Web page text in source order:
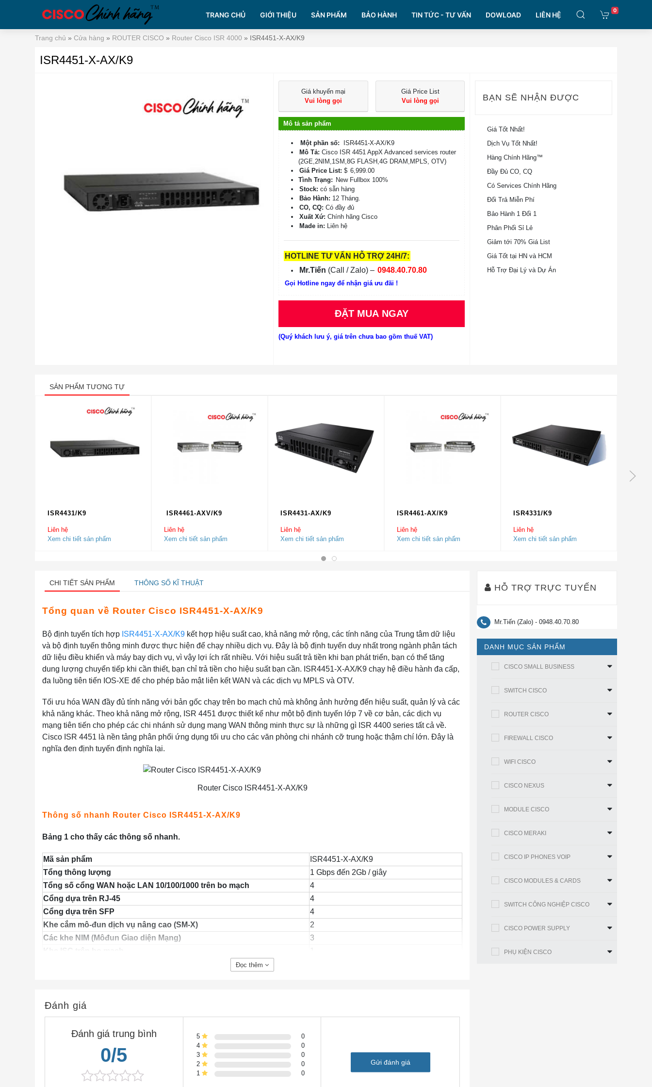
TRANG CHỦ GIỚI THIỆU SẢN PHẨM BẢO HÀNH TIN TỨC - TƯ VẤN DOWLOAD LIÊN HỆ
0
Trang chủ » Cửa hàng » ROUTER CISCO » Router Cisco ISR 4000 » ISR4451-X-AX/K9
ISR4451-X-AX/K9
Giá khuyến mại
Vui lòng gọi
Giá Price List
Vui lòng gọi
Mô tả sản phẩm
Một phần số:
ISR4451-X-AX/K9
Mô Tả: Cisco ISR 4451 AppX Advanced services router
(2GE,2NIM,1SM,8G FLASH,4G DRAM,MPLS, OTV)
Giá Price List: $ 6,999.00
Tình Trạng: New Fullbox 100%
Stock: có sẵn hàng
Bảo Hành: 12 Tháng.
CO, CQ:Có đầy đủ
Xuất Xứ: Chính hãng Cisco
Made in: Liên hệ
HOTLINE TƯ VẤN HỖ TRỢ 24H/7:
Mr.Tiến (Call / Zalo) – 0948.40.70.80
Gọi Hotline ngay để nhận giá ưu đãi !
ĐẶT MUA NGAY
(Quý khách lưu ý, giá trên chưa bao gồm thuế VAT)
BẠN SẼ NHẬN ĐƯỢC
Giá Tốt Nhất!
Dịch Vụ Tốt Nhất!
Hàng Chính Hãng™
Đầy Đủ CO, CQ
Có Services Chính Hãng
Đổi Trả Miễn Phí
Bảo Hành 1 Đổi 1
Phân Phối Sỉ Lẻ
Giảm tới 70% Giá List
Giá Tốt tại HN và HCM
Hỗ Trợ Đại Lý và Dự Án
SẢN PHẨM TƯƠNG TỰ
ISR4431/K9
Liên hệ
Xem chi tiết sản phẩm
ISR4461-AXV/K9
Liên hệ
Xem chi tiết sản phẩm
ISR4431-AX/K9
Liên hệ
Xem chi tiết sản phẩm
ISR4461-AX/K9
Liên hệ
Xem chi tiết sản phẩm
ISR4331/K9
Liên hệ
Xem chi tiết sản phẩm
CHI TIẾT SẢN PHẨM THÔNG SỐ KĨ THUẬT
Tổng quan về Router Cisco ISR4451-X-AX/K9
Bộ định tuyến tích hợp ISR4451-X-AX/K9 kết hợp hiệu suất cao, khả năng mở rộng, các tính năng của Trung tâm dữ liệu
và bộ định tuyến thông minh được thực hiện để chạy nhiều dịch vụ. Đây là bộ định tuyến duy nhất trong ngành phân tách
dữ liệu điều khiển và máy bay dịch vụ, vì vậy lợi ích rất nhiều. Với hiệu suất trả tiền khi bạn phát triển, bạn có thể tăng
dung lượng chuyển tiếp khi cần thiết, bạn chỉ trả tiền cho hiệu suất bạn cần. ISR4451-X-AX/K9 chạy hệ điều hành đa cấp,
đa luồng tiên tiến IOS-XE để cho phép bảo mật liên kết WAN và các dịch vụ MPLS và OTV.
Tối ưu hóa WAN đầy đủ tính năng với bản gốc chạy trên bo mạch chủ mà không ảnh hưởng đến hiệu suất, quản lý và các
khả năng khác. Theo khả năng mở rộng, ISR 4451 được thiết kế như một bộ định tuyến lớp 7 về cơ bản, các dịch vụ
mạng tiên tiến cho phép các chi nhánh sử dụng mạng WAN thông minh thực sự là những gì ISR 4400 series tất cả về.
Cisco ISR 4451 là nền tảng phân phối ứng dụng tối ưu cho các văn phòng chi nhánh cỡ trung hoặc thậm chí lớn. Đây là
nghĩa đen định tuyến định nghĩa lại.
Router Cisco ISR4451-X-AX/K9
Thông số nhanh Router Cisco ISR4451-X-AX/K9
Bảng 1 cho thấy các thông số nhanh.
Mã sản phẩm
ISR4451-X-AX/K9
Tổng thông lượng
1 Gbps đến 2Gb / giây
Tổng số cổng WAN hoặc LAN 10/100/1000 trên bo mạch
4
Cổng dựa trên RJ-45
4
Cổng dựa trên SFP
4
Khe cắm mô-đun dịch vụ nâng cao (SM-X)
2
Các khe NIM (Môđun Giao diện Mạng)
3
Tùy chọn cung cấp điện
Chiều cao rack
2 RU
Kích thước (H x W x D)
Xem các sản phẩm Router Cisco ISR 4000khác tại Đây
Xem toàn bộ danh mụcRouter Cisco
Đọc thêm
Đánh giá
Đánh giá trung bình
0/5
5
0
4
0
3
0
2
0
1
0
Gửi đánh giá
HỖ TRỢ TRỰC TUYẾN
Mr.Tiến (Zalo) - 0948.40.70.80
DANH MỤC SẢN PHẨM
CISCO SMALL BUSINESS
SWITCH CISCO
ROUTER CISCO
FIREWALL CISCO
WIFI CISCO
CISCO NEXUS
MODULE CISCO
CISCO MERAKI
CISCO IP PHONES VOIP
CISCO MODULES & CARDS
SWITCH CÔNG NGHIỆP CISCO
CISCO POWER SUPPLY
PHỤ KIỆN CISCO